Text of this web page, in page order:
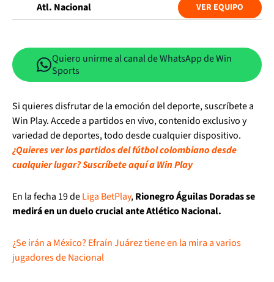
Atl. Nacional VER EQUIPO
Quiero unirme al canal de WhatsApp de Win
Sports
Si quieres disfrutar de la emoción del deporte, suscríbete a
Win Play. Accede a partidos en vivo, contenido exclusivo y
variedad de deportes, todo desde cualquier dispositivo.
¿Quieres ver los partidos del fútbol colombiano desde
cualquier lugar? Suscríbete aquí a Win Play
En la fecha 19 deLiga BetPlay,Rionegro Águilas Doradas se
medirá en un duelo crucial ante Atlético Nacional.
¿Se irán a México? Efraín Juárez tiene en la mira a varios
jugadores de Nacional